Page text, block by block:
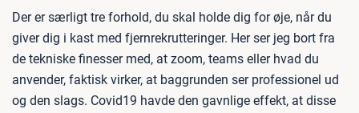
Der er særligt tre forhold, du skal holde dig for øje, når du
giver dig i kast med fjernrekrutteringer. Her ser jeg bort fra
de tekniske finesser med, at zoom, teams eller hvad du
anvender, faktisk virker, at baggrunden ser professionel ud
og den slags. Covid19 havde den gavnlige effekt, at disse